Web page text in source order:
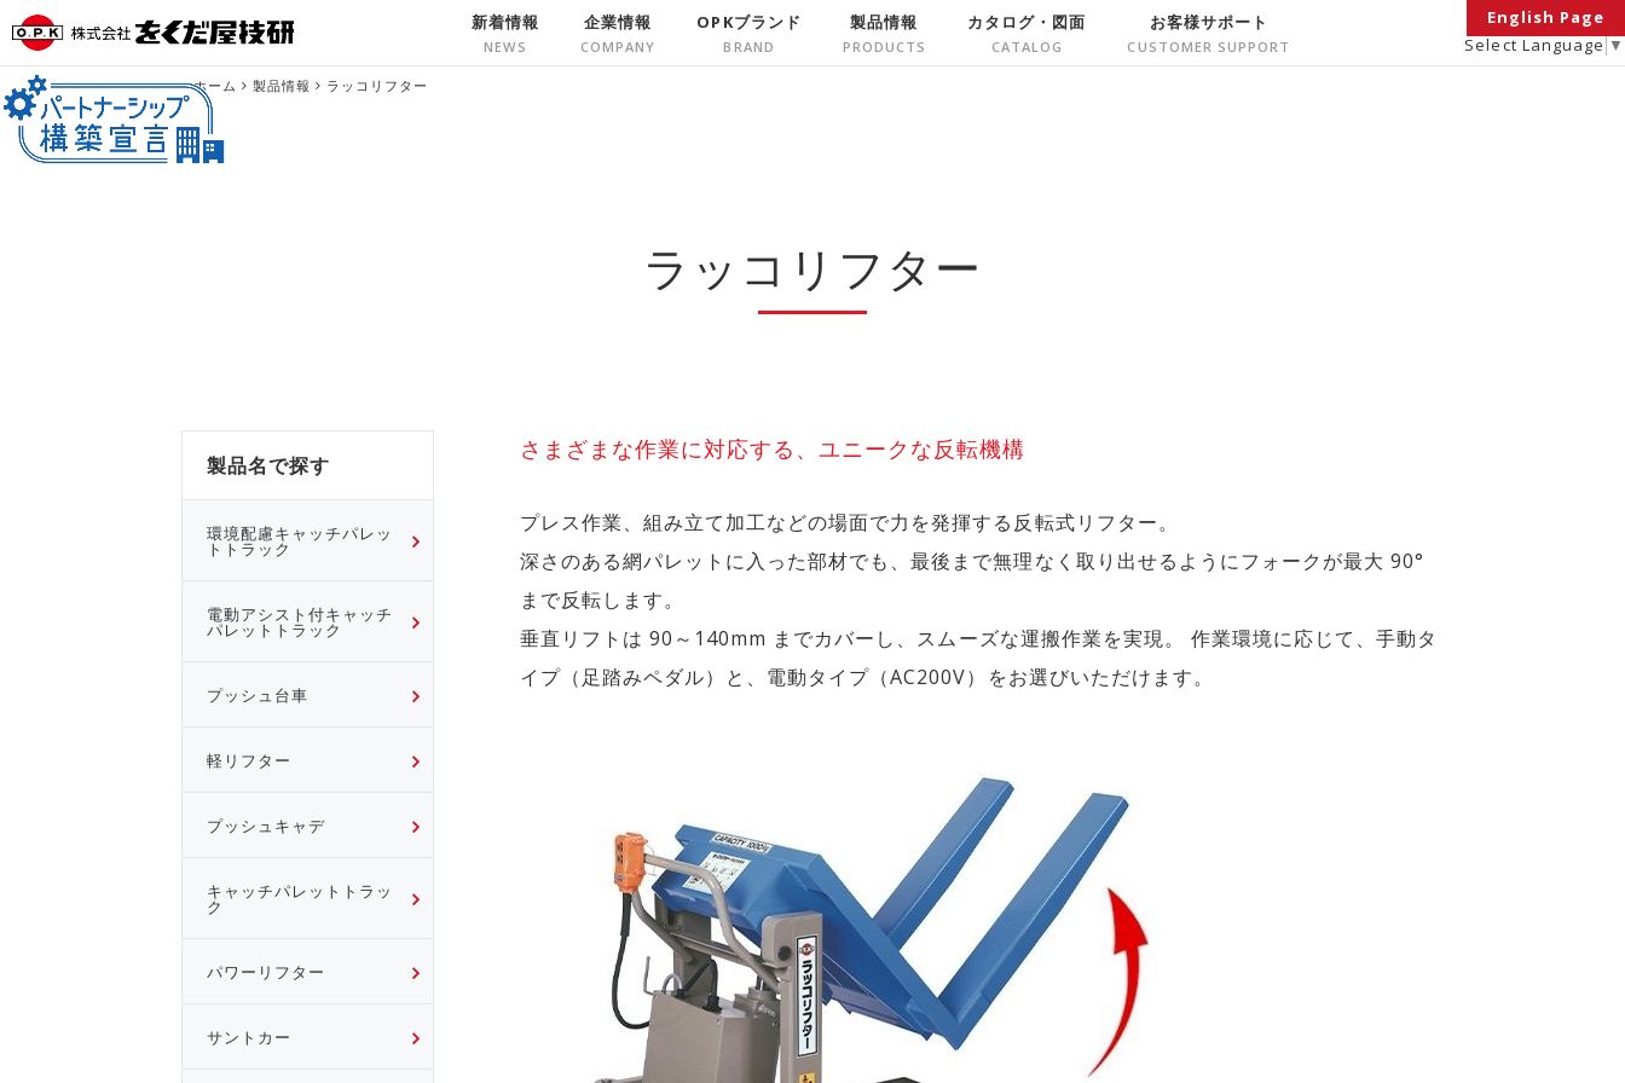
新着情報 企業情報 OPKブランド 製品情報 カタログ・図面 お客様サポート
English Page
Select Language ▼
ホーム 製品情報 ラッコリフター
ラッコリフター
さまざまな作業に対応する、ユニークな反転機構
プレス作業、組み立て加工などの場面で力を発揮する反転式リフター。
深さのある網パレットに入った部材でも、最後まで無理なく取り出せるようにフォークが最大 90°
まで反転します。
垂直リフトは 90～140mm までカバーし、スムーズな運搬作業を実現。 作業環境に応じて、手動タ
イプ（足踏みペダル）と、電動タイプ（AC200V）をお選びいただけます。
製品名で探す
環境配慮キャッチパレッ
トトラック
電動アシスト付キャッチ
パレットトラック
プッシュ台車
軽リフター
プッシュキャデ
キャッチパレットトラッ
ク
パワーリフター
サントカー